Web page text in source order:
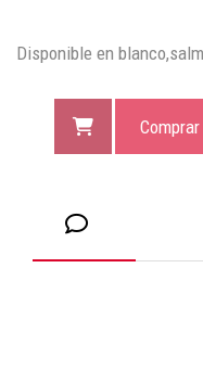
Disponible en
Comprar